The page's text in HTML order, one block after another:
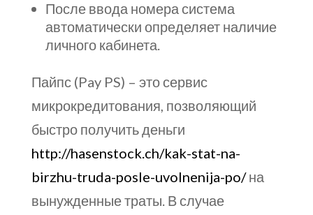
После ввода номера система
автоматически определяет наличие
личного кабинета.
Пайпс (Pay PS) – это сервис
микрокредитования, позволяющий
быстро получить деньги
http://hasenstock.ch/kak-stat-na-
birzhu-truda-posle-uvolnenija-po/на
вынужденные траты. В случае